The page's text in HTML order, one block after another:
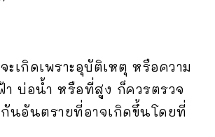
กิดเพราะอุบัติเหตุ หรือความ
บ่อน้ำ หรือที่สูง ก็ควรตรวจ
นอันตรายที่อาจเกิดขึ้นโดยที่